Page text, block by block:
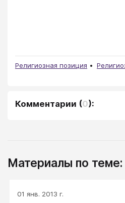
Религиозная позиция
Комментарии (0):
Материалы по теме:
01 янв. 2013 г.